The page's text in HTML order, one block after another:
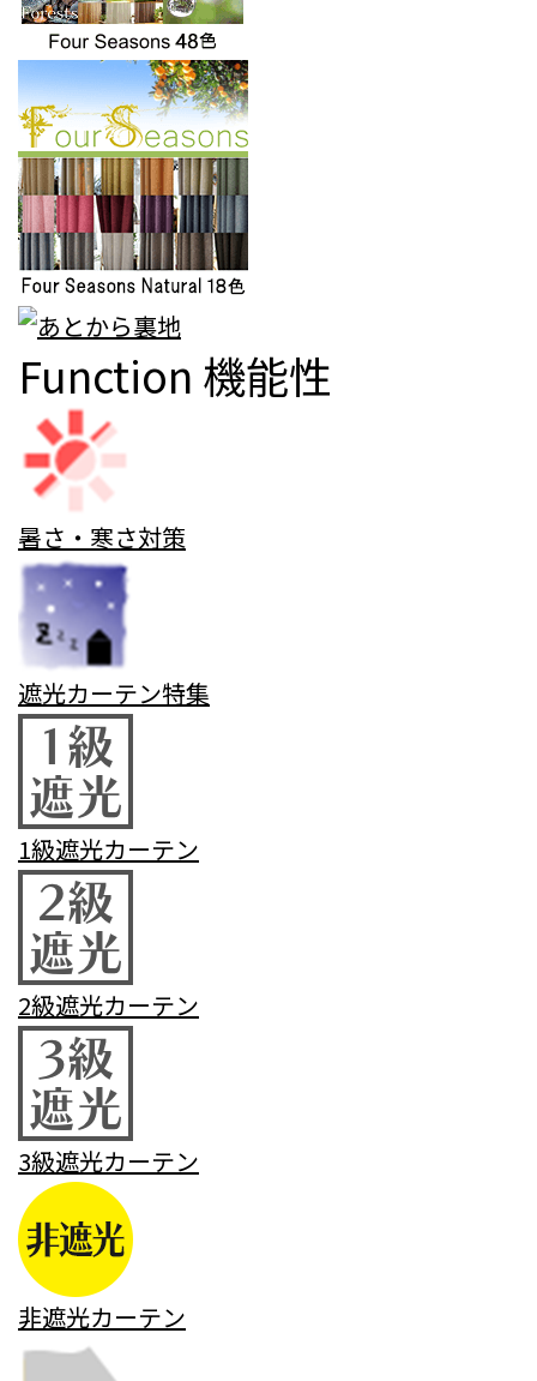
Function 機能性
暑さ・寒さ対策
遮光カーテン特集
1級遮光カーテン
2級遮光カーテン
3級遮光カーテン
非遮光カーテン